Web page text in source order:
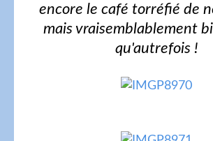
encore le café torréfié de
mais vraisemblablement
qu'autrefois !